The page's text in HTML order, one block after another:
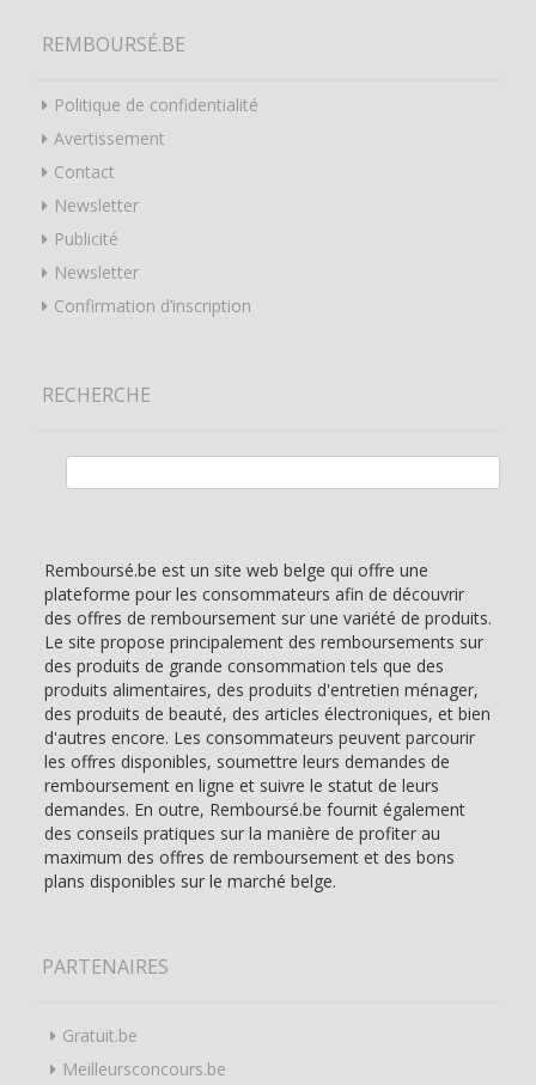
REMBOURSÉ.BE
Politique de confidentialité
Avertissement
Contact
Newsletter
Publicité
Newsletter
Confirmation d’inscription
RECHERCHE
Remboursé.be est un site web belge qui offre une
plateforme pour les consommateurs afin de découvrir
des offres de remboursement sur une variété de produits.
Le site propose principalement des remboursements sur
des produits de grande consommation tels que des
produits alimentaires, des produits d'entretien ménager,
des produits de beauté, des articles électroniques, et bien
d'autres encore. Les consommateurs peuvent parcourir
les offres disponibles, soumettre leurs demandes de
remboursement en ligne et suivre le statut de leurs
demandes. En outre, Remboursé.be fournit également
des conseils pratiques sur la manière de profiter au
maximum des offres de remboursement et des bons
plans disponibles sur le marché belge.
PARTENAIRES
Gratuit.be
Meilleursconcours.be